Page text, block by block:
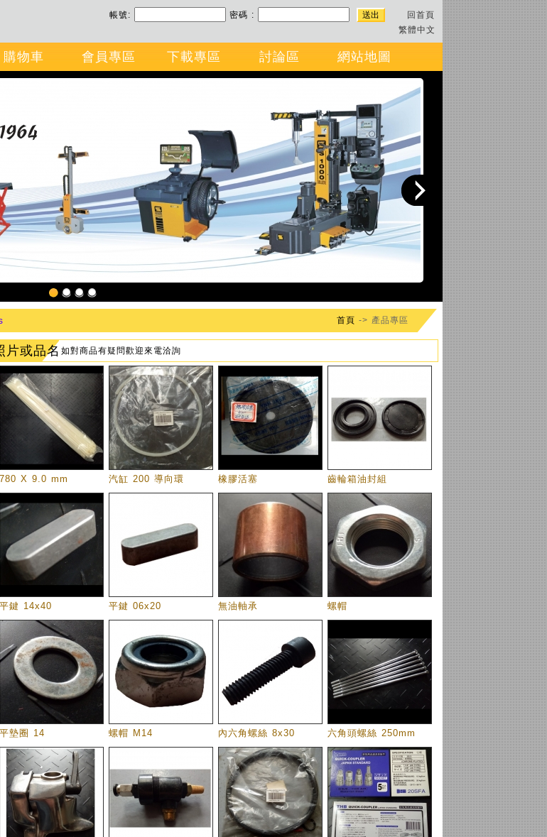
帳號: 密碼 :
回首頁
繁體中文
購物車 會員專區 下載專區 討論區 網站地圖
首頁 -> 產品專區
片或品名 如對商品有疑問歡迎來電洽詢
780 X 9.0 mm 汽缸 200 導向環 橡膠活塞 齒輪箱油封組
平鍵 14x40 平鍵 06x20 無油軸承 螺帽
平墊圈 14 螺帽 M14 內六角螺絲 8x30 六角頭螺絲 250mm